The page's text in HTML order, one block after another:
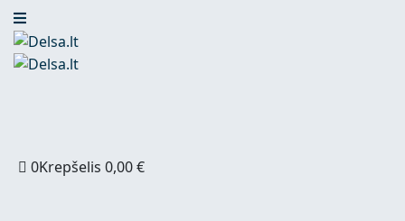
0Krepšelis0,00€